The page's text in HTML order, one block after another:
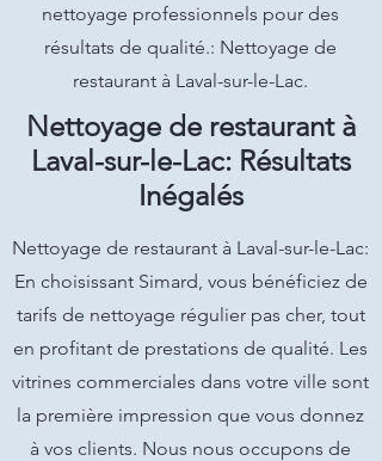
nettoyage professionnels pour des
résultats de qualité.: Nettoyage de
restaurant à Laval-sur-le-Lac.
Nettoyage de restaurant à
Laval-sur-le-Lac: Résultats
Inégalés
Nettoyage de restaurant à Laval-sur-le-Lac:
En choisissant Simard, vous bénéficiez de
tarifs de nettoyage régulier pas cher, tout
en profitant de prestations de qualité. Les
vitrines commerciales dans votre ville sont
la première impression que vous donnez
à vos clients. Nous nous occupons de